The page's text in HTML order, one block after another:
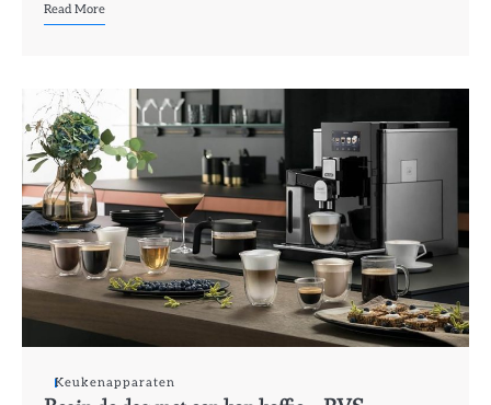
Read More
Keukenapparaten